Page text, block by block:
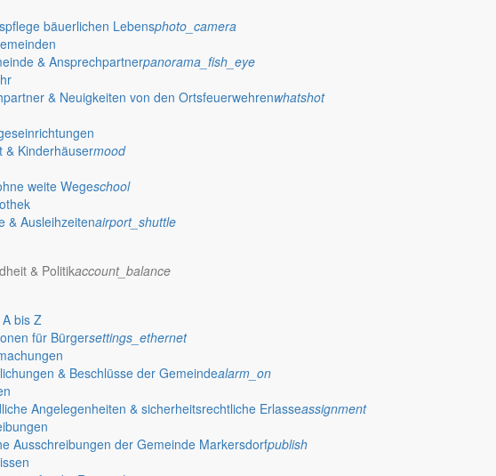
bäuerlichen Lebensphoto_camera
& Ansprechpartnerpanorama_fish_eye
& Neuigkeiten von den Ortsfeuerwehrenwhatshot
& Kinderhäusermood
weite Wegeschool
& Ausleihzeitenairport_shuttle
& Politikaccount_balance
bis Z
für Bürgersettings_ethernet
& Beschlüsse der Gemeindealarm_on
Angelegenheiten & sicherheitsrechtliche Erlasseassignment
Ausschreibungen der Gemeinde Markersdorfpublish
Holtendorf
Einwohner zur Ortschaftsratssitzung ein.